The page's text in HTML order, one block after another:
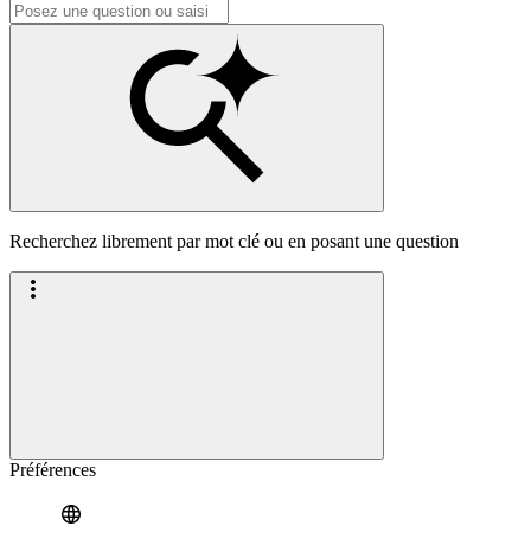
Recherchez librement par mot clé ou en posant une question
Préférences